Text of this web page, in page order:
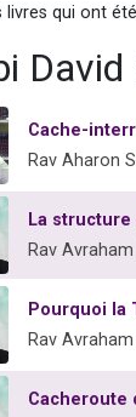
livres qui ont
Cache-
Rav Aharon
La
Rav
Pourquoi la
Rav
Cacheroute